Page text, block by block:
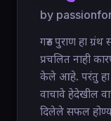
by
गरुड पुराण हा
प्रचलित नाही
केले आहे. परंतु हा
वाचावे हेदेखील
दिलेले सफल